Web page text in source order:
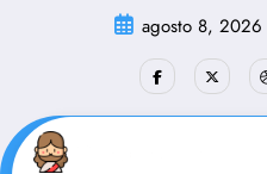
agosto 8, 2026